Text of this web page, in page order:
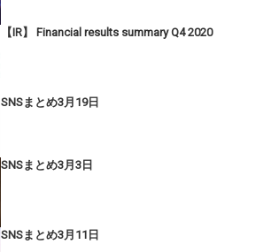
【IR】 Financial results summary Q4 2020
SNSまとめ3月19日
SNSまとめ3月3日
SNSまとめ3月11日